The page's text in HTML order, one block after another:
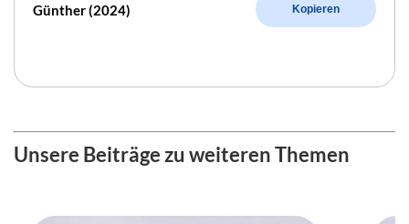
Günther (2024) Kopieren
Unsere Beiträge zu weiteren Themen